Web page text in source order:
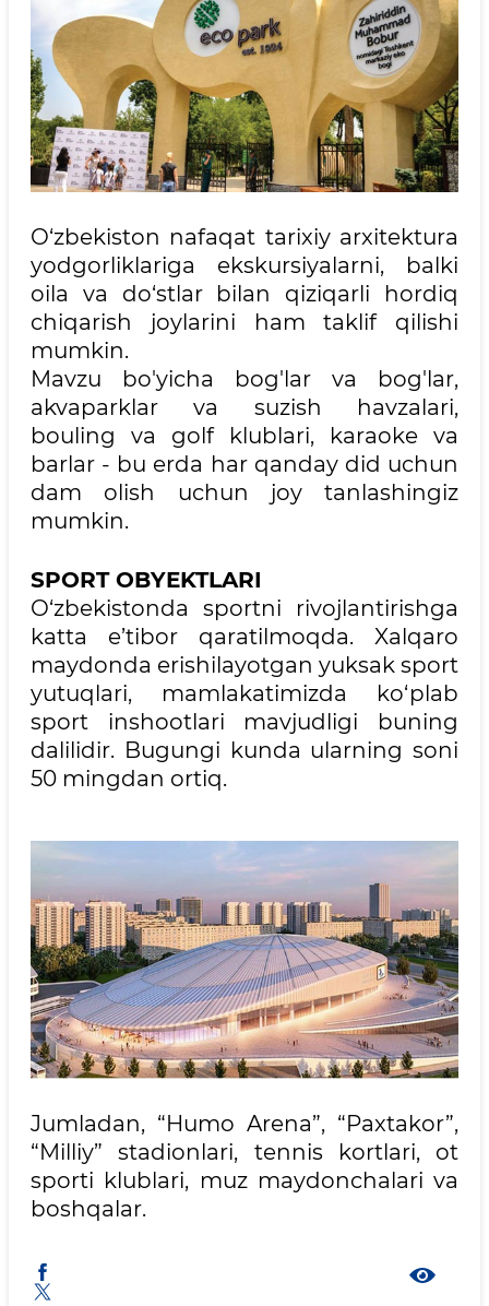
O‘zbekiston nafaqat tarixiy arxitektura
yodgorliklariga ekskursiyalarni, balki
oila va do‘stlar bilan qiziqarli hordiq
chiqarish joylarini ham taklif qilishi
mumkin.
Mavzu bo'yicha bog'lar va bog'lar,
akvaparklar va suzish havzalari,
bouling va golf klublari, karaoke va
barlar - bu erda har qanday did uchun
dam olish uchun joy tanlashingiz
mumkin.
SPORT OBYEKTLARI
O‘zbekistonda sportni rivojlantirishga
katta e’tibor qaratilmoqda. Xalqaro
maydonda erishilayotgan yuksak sport
yutuqlari, mamlakatimizda ko‘plab
sport inshootlari mavjudligi buning
dalilidir. Bugungi kunda ularning soni
50 mingdan ortiq.
Jumladan, “Humo Arena”, “Paxtakor”,
“Milliy” stadionlari, tennis kortlari, ot
sporti klublari, muz maydonchalari va
boshqalar.